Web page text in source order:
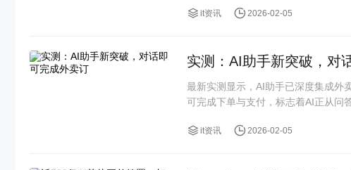
it资讯 2026-02-05
实测：AI助手新突破，对
最新实测显示，AI助手已深度集成外
可完成下单与支付，标志着AI正从问
it资讯 2026-02-05